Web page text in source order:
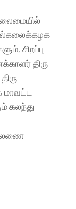
சிறப்பு
திரு
மாவட்ட
கலந்து